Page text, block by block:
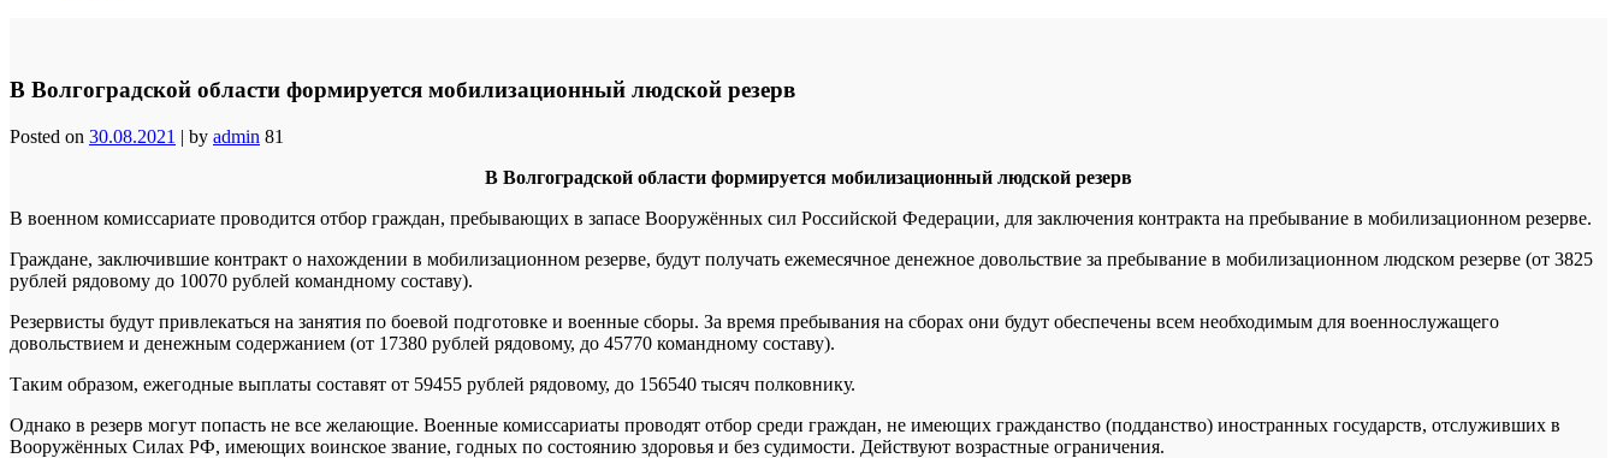
В Волгоградской области формируется мобилизационный людской резерв
Posted on 30.08.2021 | by admin 81
В Волгоградской области формируется мобилизационный людской резерв
В военном комиссариате проводится отбор граждан, пребывающих в запасе Вооружённых сил Российской Федерации, для заключения контракта на пребывание в мобилизационном резерве.
Граждане, заключившие контракт о нахождении в мобилизационном резерве, будут получать ежемесячное денежное довольствие за пребывание в мобилизационном людском резерве (от 3825
рублей рядовому до 10070 рублей командному составу).
Резервисты будут привлекаться на занятия по боевой подготовке и военные сборы. За время пребывания на сборах они будут обеспечены всем необходимым для военнослужащего
довольствием и денежным содержанием (от 17380 рублей рядовому, до 45770 командному составу).
Таким образом, ежегодные выплаты составят от 59455 рублей рядовому, до 156540 тысяч полковнику.
Однако в резерв могут попасть не все желающие. Военные комиссариаты проводят отбор среди граждан, не имеющих гражданство (подданство) иностранных государств, отслуживших в
Вооружённых Силах РФ, имеющих воинское звание, годных по состоянию здоровья и без судимости. Действуют возрастные ограничения.